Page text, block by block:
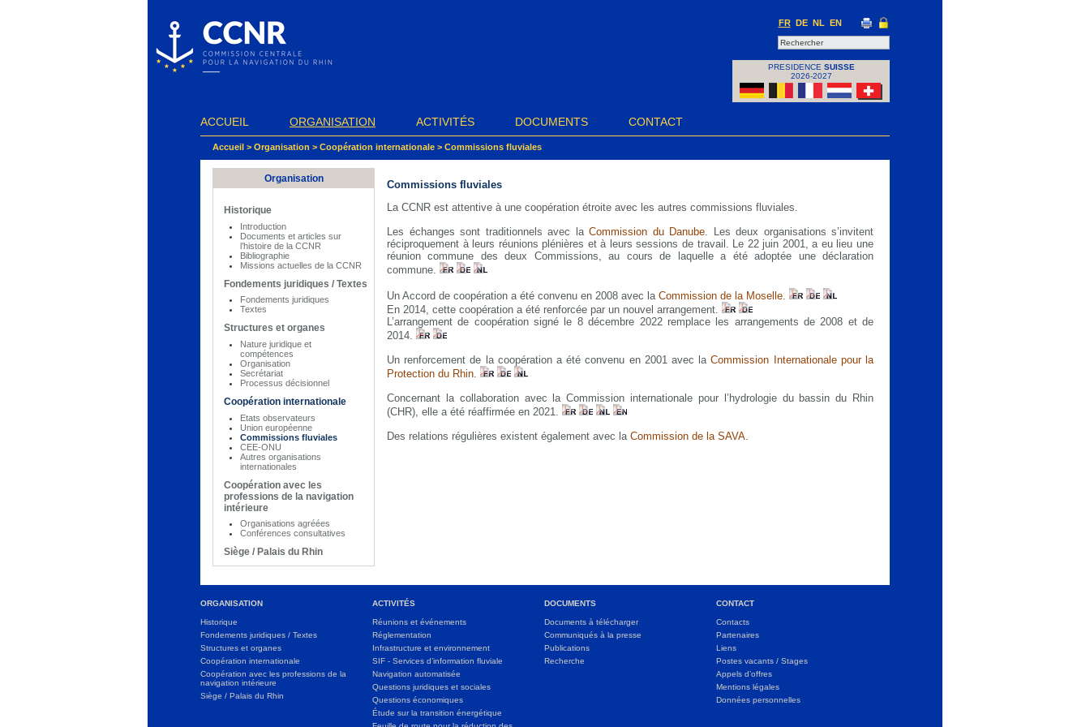
FR DE NL EN
PRESIDENCE SUISSE
2026-2027
ACCUEIL ORGANISATION ACTIVITÉS DOCUMENTS CONTACT
Accueil > Organisation > Coopération internationale > Commissions fluviales
Organisation
Historique
Introduction
Documents et articles sur
l’histoire de la CCNR
Bibliographie
Missions actuelles de la CCNR
Fondements juridiques / Textes
Fondements juridiques
Textes
Structures et organes
Nature juridique et
compétences
Organisation
Secrétariat
Processus décisionnel
Coopération internationale
Etats observateurs
Union européenne
Commissions fluviales
CEE-ONU
Autres organisations
internationales
Coopération avec les
professions de la navigation
intérieure
Organisations agréées
Conférences consultatives
Siège / Palais du Rhin
Commissions fluviales
La CCNR est attentive à une coopération étroite avec les autres commissions fluviales.
Les échanges sont traditionnels avec la Commission du Danube . Les deux organisations s’invitent
réciproquement à leurs réunions plénières et à leurs sessions de travail. Le 22 juin 2001, a eu lieu une
réunion commune des deux Commissions, au cours de laquelle a été adoptée une déclaration
commune.
Un Accord de coopération a été convenu en 2008 avec la Commission de la Moselle
En 2014, cette coopération a été renforcée par un nouvel arrangement.
L’arrangement de coopération signé le 8 décembre 2022 remplace les arrangements de 2008 et de
2014.
Un renforcement de la coopération a été convenu en 2001 avec laCommission Internationale pour la
Protection du Rhin
Concernant la collaboration avec la Commission internationale pour l’hydrologie du bassin du Rhin
(CHR), elle a été réaffirmée en 2021.
Des relations régulières existent également avec la Commission de la SAVA
ORGANISATION
Historique
Fondements juridiques / Textes
Structures et organes
Coopération internationale
Coopération avec les professions de la
navigation intérieure
Siège / Palais du Rhin
ACTIVITÉS
Réunions et événements
Réglementation
Infrastructure et environnement
SIF - Services d’information fluviale
Navigation automatisée
Questions juridiques et sociales
Questions économiques
Étude sur la transition énergétique
DOCUMENTS
Documents à télécharger
Communiqués à la presse
Publications
Recherche
CONTACT
Contacts
Partenaires
Liens
Postes vacants / Stages
Appels d’offres
Mentions légales
Données personnelles